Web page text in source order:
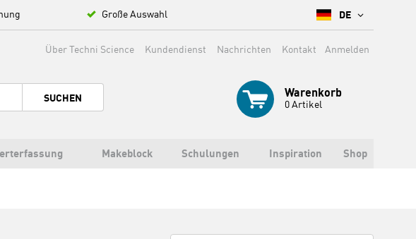
Große Auswahl DE
Anmelden
Über Techni Science Kundendienst Nachrichten Kontakt
Warenkorb
0Artikel
SUCHEN
Makeblock Schulungen Inspiration Shop